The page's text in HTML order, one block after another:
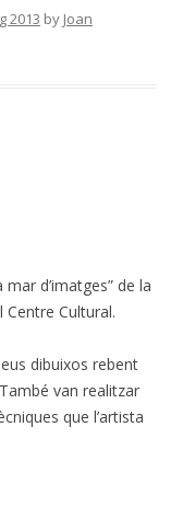
2013 by Joan
mar d’imatges” de la
Centre Cultural.
dibuixos rebent
van realitzar
que l’artista